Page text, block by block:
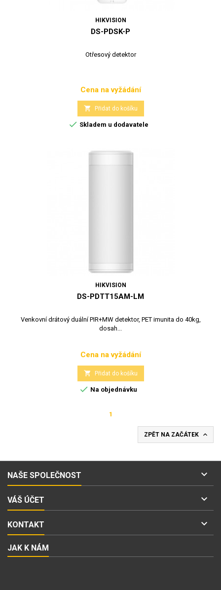
HIKVISION
DS-PDSK-P
Otřesový detektor
Cena
Cena na vyžádání
 Přidat do košíku
 Skladem u dodavatele
HIKVISION
DS-PDTT15AM-LM
Venkovní drátový duální PIR+MW detektor, PET imunita do 40kg,
dosah...
Cena
Cena na vyžádání
 Přidat do košíku
 Na objednávku
1
ZPĚT NA ZAČÁTEK 
NAŠE SPOLEČNOST 
VÁŠ ÚČET 
KONTAKT 
JAK K NÁM